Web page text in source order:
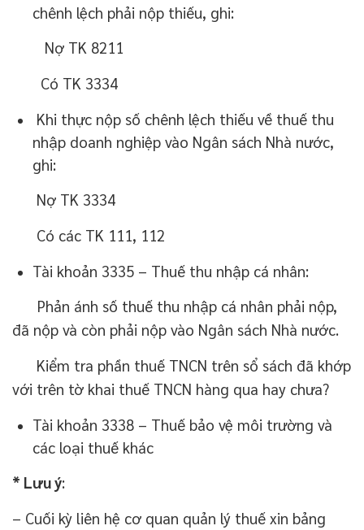
chênh lệch phải nộp thiếu, ghi:
Nợ TK 8211
Có TK 3334
Khi thực nộp số chênh lệch thiếu về thuế thu
nhập doanh nghiệp vào Ngân sách Nhà nước,
ghi:
Nợ TK 3334
Có các TK 111, 112
Tài khoản 3335 – Thuế thu nhập cá nhân:
Phản ánh số thuế thu nhập cá nhân phải nộp,
đã nộp và còn phải nộp vào Ngân sách Nhà nước.
Kiểm tra phần thuế TNCN trên sổ sách đã khớp
với trên tờ khai thuế TNCN hàng qua hay chưa?
Tài khoản 3338 – Thuế bảo vệ môi trường và
các loại thuế khác
* Lưu ý:
– Cuối kỳ liên hệ cơ quan quản lý thuế xin bảng